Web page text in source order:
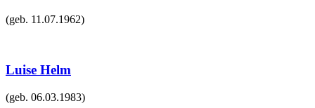
(geb. 11.07.1962)
Luise Helm
(geb. 06.03.1983)